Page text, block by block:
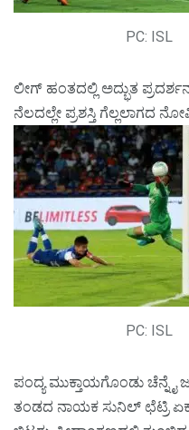
PC: ISL
ಲೀಗ್ ಹಂತದಲ್ಲಿ ಅದ್ಭುತ
ನೆಲದಲ್ಲೇ ಪ್ರಶಸ್ತಿ ಗೆಲ್ಲಲಾಗದ
PC: ISL
ಪಂದ್ಯ ಮುಕ್ತಾಯಗೊಂಡು ಚೆನ್ನೈ
ತಂಡದ ನಾಯಕ ಸುನಿಲ್ ಛೆಟ್ರಿ